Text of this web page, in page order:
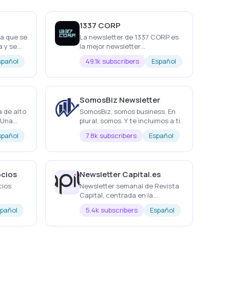
que se
y se
1337 CORP
La newsletter de 1337 CORP es
la mejor newsletter
emprendedores y empresarios
49.1k subscribers Español
de alto
SomosBiz Newsletter
SomosBiz, somos business. En
plural, somos. Y te incluimos a ti.
7.8k subscribers
Español
Newsletter Capital.es
Newsletter semanal de Revista
Capital, centrada en la
empresarial. Las noticias más
5.4k subscribers Español